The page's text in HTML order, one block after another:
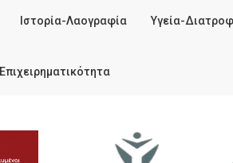
Ιστορία-Λαογραφία Υγεία-
Επιχειρηματικότητα